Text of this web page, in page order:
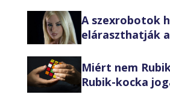
A szexrobotok
eláraszthatják
Miért nem
Rubik-kocka